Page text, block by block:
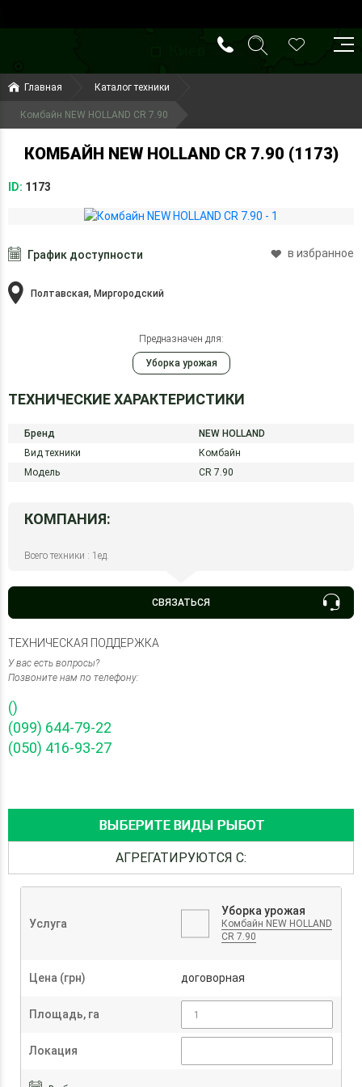
(099) 644-79-22
(050) 416-93-27
Главная Каталог техники
Комбайн NEW HOLLAND CR 7.90
КОМБАЙН NEW HOLLAND CR 7.90 (1173)
ID: 1173
График доступности в избранное
Полтавская, Миргородский
Предназначен для:
Уборка урожая
ТЕХНИЧЕСКИЕ ХАРАКТЕРИСТИКИ
Бренд
NEW HOLLAND
Вид техники
Комбайн
Модель
CR 7.90
КОМПАНИЯ:
Всего техники : 1ед.
СВЯЗАТЬСЯ
ТЕХНИЧЕСКАЯ ПОДДЕРЖКА
У вас есть вопросы?
Позвоните нам по телефону:
()
(099) 644-79-22
(050) 416-93-27
ВЫБЕРИТЕ ВИДЫ РЫБОТ
АГРЕГАТИРУЮТСЯ С:
Услуга
Уборка урожая
Комбайн NEW HOLLAND
CR 7.90
Цена (грн) договорная
Площадь, га
Локация